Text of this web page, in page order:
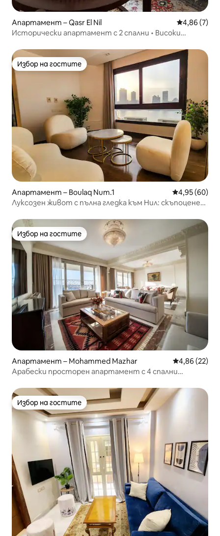
Апартамент – Qasr El Nil Средна
4,86 (7)
Исторически апартамент с 2 спални • Високи
Избор на гостите
Избор на гостите
Апартамент – Boulaq Num.1 Средна
4,95 (60)
Луксозен живот с пълна гледка към Нил: скъпоценен
Избор на гостите
Избор на гостите
Апартамент – Mohammed Mazhar Средна
4,86 (22)
Арабески просторен апартамент с 4 спални
Избор на гостите
Избор на гостите